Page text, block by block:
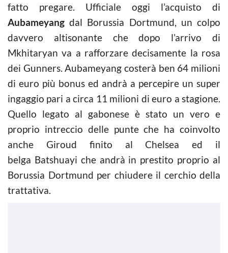
fatto pregare. Ufficiale oggi l’acquisto di
Aubameyang dal Borussia Dortmund, un colpo
davvero altisonante che dopo l’arrivo di
Mkhitaryan va a rafforzare decisamente la rosa
dei Gunners. Aubameyang costerà ben 64 milioni
di euro più bonus ed andrà a percepire un super
ingaggio pari a circa 11 milioni di euro a stagione.
Quello legato al gabonese è stato un vero e
proprio intreccio delle punte che ha coinvolto
anche Giroud finito al Chelsea ed il
belga Batshuayi che andrà in prestito proprio al
Borussia Dortmund per chiudere il cerchio della
trattativa.